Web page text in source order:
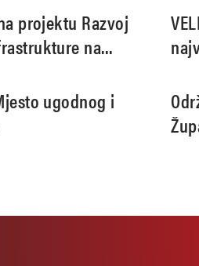
projektu Razvoj
na
ugodnog i